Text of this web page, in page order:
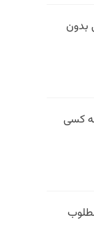
بدون
فوتبال ۳۶۰ را چه کسی